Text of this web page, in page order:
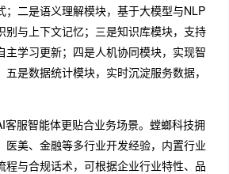
；二是语义理解模块，基于大模型与NLP
别与上下文记忆；三是知识库模块，支持
主学习更新；四是人机协同模块，实现智
是数据统计模块，实时沉淀服务数据，
客服智能体更贴合业务场景。螳螂科技拥
医美、金融等多行业开发经验，内置行业
程与合规话术，可根据企业行业特性、品